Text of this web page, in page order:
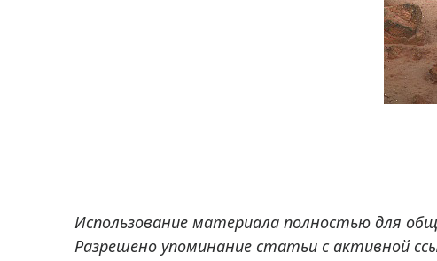
Использование материала полностью для
Разрешено упоминание статьи с активной